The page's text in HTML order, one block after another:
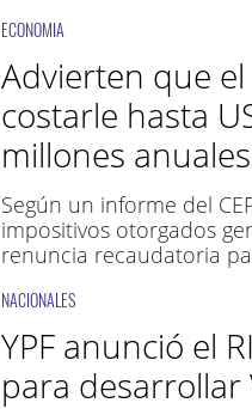
ECONOMIA
Advierten que
costarle hasta
millones
Según un informe del
impositivos otorgados
renuncia recaudatoria
NACIONALES
YPF anunció el
para desarrollar